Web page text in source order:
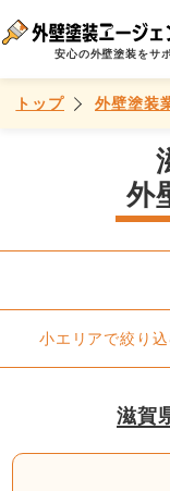
安心の外壁塗装をサ
トップ 外壁塗装
外
小エリアで絞り
滋賀